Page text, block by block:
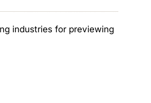
industries for previewing